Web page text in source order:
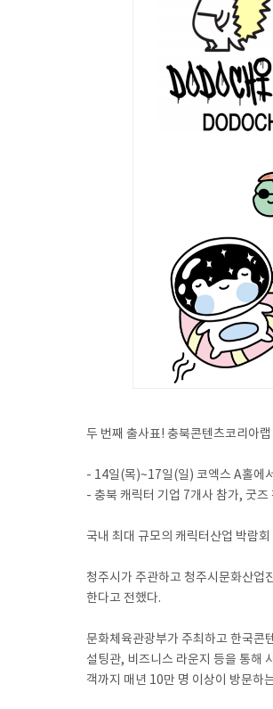
두 번째 출사표! 충북콘텐츠코리아
- 14일(목)~17일(일) 코엑스 A홀에
- 충북 캐릭터 기업 7개사 참가, 굿
국내 최대 규모의 캐릭터산업 박람
청주시가 주관하고 청주시문화산업
한다고 전했다.
문화체육관광부가 주최하고 한국콘
설팅관, 비즈니스 라운지 등을 통해
객까지 매년 10만 명 이상이 방문하